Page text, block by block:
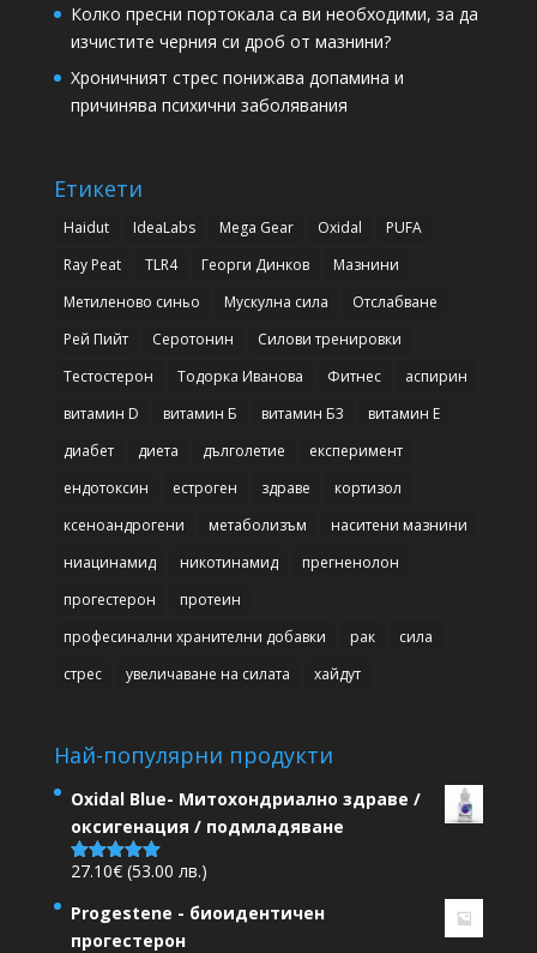
Колко пресни портокала са ви необходими, за да
изчистите черния си дроб от мазнини?
Хроничният стрес понижава допамина и
причинява психични заболявания
Етикети
Haidut IdeaLabs Mega Gear Oxidal
PUFA
Ray Peat
TLR4 Георги Динков
Мазнини
Метиленово синьо
Мускулна сила
Отслабване
Рей Пийт
Серотонин
Силови тренировки
Тестостерон
Тодорка Иванова Фитнес
аспирин
витамин D
витамин Б витамин Б3
витамин Е
диабет
диета дълголетие
експеримент
ендотоксин
естроген здраве
кортизол
ксеноандрогени
метаболизъм
наситени мазнини
ниацинамид
никотинамид
прегненолон
прогестерон
протеин
професинални хранителни добавки
рак
сила
стрес
увеличаване на силата хайдут
Най-популярни продукти
Oxidal Blue- Митохондриално здраве /
оксигенация / подмладяване
Оценено на
27.10€ (53.00 лв.)
Progestene - биоидентичен
прогестерон